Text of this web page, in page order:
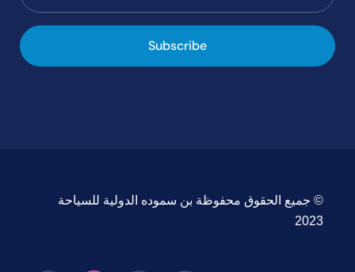
Subscribe
© جميع الحقوق محفوظة بن سموده الدولية للسياحة
2023